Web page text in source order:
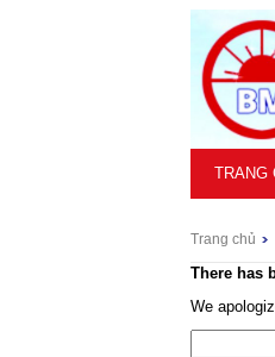
TRANG
Trang chủ
There has
We